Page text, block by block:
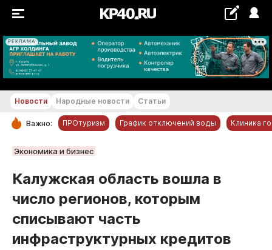
РЕКЛАМА
+18...+19 °С
РУБРИКИ
Новости компаний
Статьи
Народные новости
Авто и транспорт
Новости Народные новости Статьи
Важно: ПРОтуризм График отключений воды Клиника
Экономика и бизнес
Калужская область вошла в
число регионов, которым
списывают часть
инфраструктурных кредитов